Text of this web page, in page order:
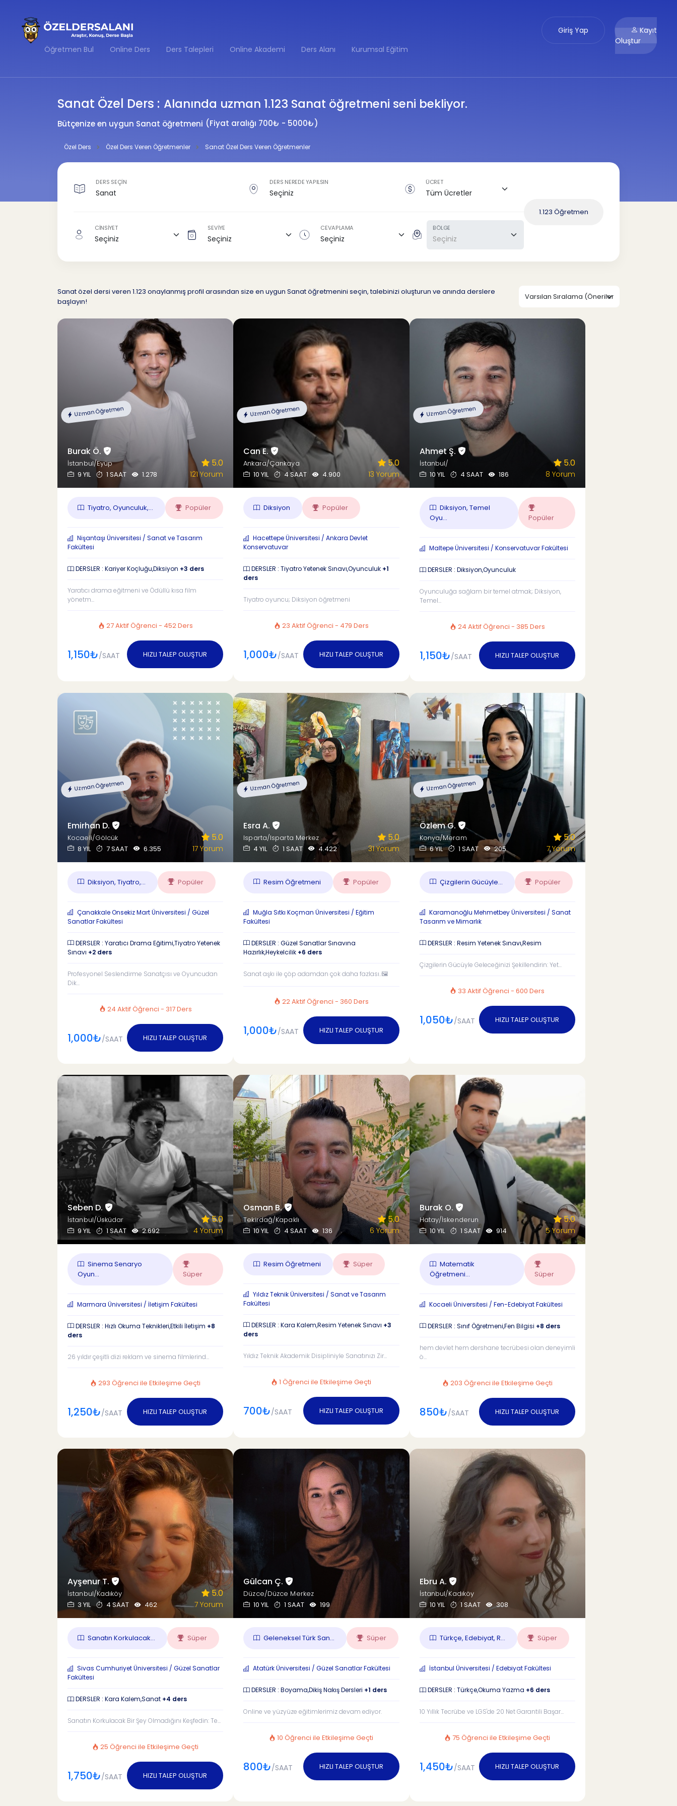
Öğretmen Bul Online Ders Ders Talepleri Online Akademi Ders Alanı Kurumsal Eğitim
Giriş Yap
Kayıt
Oluştur
Sanat Özel Ders : Alanında uzman 1.123 Sanat öğretmeni seni bekliyor.
Bütçenize en uygun Sanat öğretmeni (Fiyat aralığı 700₺ - 5000₺)
Özel Ders Özel Ders Veren Öğretmenler Sanat Özel Ders Veren Öğretmenler
DERS SEÇİN DERS NEREDE YAPILSIN ÜCRET
CİNSİYET SEVİYE CEVAPLAMA BÖLGE
1.123 Öğretmen
Sanat özel dersi veren 1.123 onaylanmış profil arasından size en uygun Sanat öğretmenini seçin, talebinizi oluşturun ve anında derslere
başlayın!
Uzman Öğretmen
Burak Ö.
İstanbul/Eyüp
9 YIL
1 SAAT 1.278
5.0
121 Yorum
Tiyatro, Oyunculuk,... Popüler
Nişantaşı Üniversitesi / Sanat ve Tasarım
Fakültesi
DERSLER : Kariyer Koçluğu,Diksiyon +3 ders
Yaratıcı drama eğitmeni ve Ödüllü kısa film
yönetm...
27 Aktif Öğrenci - 452 Ders
1,150₺/SAAT HIZLI TALEP OLUŞTUR
Uzman Öğretmen
Can E.
Ankara/Çankaya
10 YIL
4 SAAT 4.900
5.0
13 Yorum
Diksiyon Popüler
Hacettepe Üniversitesi / Ankara Devlet
Konservatuvar
DERSLER : Tiyatro Yetenek Sınavı,Oyunculuk +1
ders
Tiyatro oyuncu; Diksiyon öğretmeni
23 Aktif Öğrenci - 479 Ders
1,000₺/SAAT HIZLI TALEP OLUŞTUR
Uzman Öğretmen
Ahmet Ş.
İstanbul/
10 YIL
4 SAAT 186
5.0
8 Yorum
Diksiyon, Temel
Oyu...
Popüler
Maltepe Üniversitesi / Konservatuvar Fakültesi
DERSLER : Diksiyon,Oyunculuk
Oyunculuğa sağlam bir temel atmak; Diksiyon,
Temel...
24 Aktif Öğrenci - 385 Ders
1,150₺/SAAT HIZLI TALEP OLUŞTUR
Uzman Öğretmen
Emirhan D.
Kocaeli/Gölcük
8 YIL
7 SAAT 6.355
5.0
17 Yorum
Diksiyon, Tiyatro,... Popüler
Çanakkale Onsekiz Mart Üniversitesi / Güzel
Sanatlar Fakültesi
DERSLER : Yaratıcı Drama Eğitimi,Tiyatro Yetenek
Sınavı +2 ders
Profesyonel Seslendirme Sanatçısı ve Oyuncudan
Dik...
24 Aktif Öğrenci - 317 Ders
1,000₺/SAAT HIZLI TALEP OLUŞTUR
Uzman Öğretmen
Esra A.
Isparta/Isparta Merkez
4 YIL
1 SAAT 4.422
5.0
31 Yorum
Resim Öğretmeni Popüler
Muğla Sıtkı Koçman Üniversitesi / Eğitim
Fakültesi
DERSLER : Güzel Sanatlar Sınavına
Hazırlık,Heykelcilik +6 ders
Sanat aşkı ile çöp adamdan çok daha fazlası..🖼️
22 Aktif Öğrenci - 360 Ders
1,000₺/SAAT HIZLI TALEP OLUŞTUR
Uzman Öğretmen
Özlem G.
Konya/Meram
6 YIL
1 SAAT 205
5.0
7 Yorum
Çizgilerin Gücüyle... Popüler
Karamanoğlu Mehmetbey Üniversitesi / Sanat
Tasarım ve Mimarlık
DERSLER : Resim Yetenek Sınavı,Resim
Çizgilerin Gücüyle Geleceğinizi Şekillendirin: Yet...
33 Aktif Öğrenci - 600 Ders
1,050₺/SAAT HIZLI TALEP OLUŞTUR
Seben D.
İstanbul/Üsküdar
9 YIL
1 SAAT 2.692
5.0
4 Yorum
Sinema Senaryo
Oyun...
Süper
Marmara Üniversitesi / İletişim Fakültesi
DERSLER : Hızlı Okuma Teknikleri,Etkili İletişim +8
ders
26 yıldır çeşitli dizi reklam ve sinema filmlerind...
293 Öğrenci ile Etkileşime Geçti
1,250₺/SAAT HIZLI TALEP OLUŞTUR
Osman B.
Tekirdağ/Kapaklı
10 YIL
4 SAAT 136
5.0
6 Yorum
Resim Öğretmeni Süper
Yıldız Teknik Üniversitesi / Sanat ve Tasarım
Fakültesi
DERSLER : Kara Kalem,Resim Yetenek Sınavı +3
ders
Yıldız Teknik Akademik Disipliniyle Sanatınızı Zir...
1 Öğrenci ile Etkileşime Geçti
700₺/SAAT HIZLI TALEP OLUŞTUR
Burak O.
Hatay/İskenderun
10 YIL
1 SAAT 914
5.0
5 Yorum
Matematik
Öğretmeni...
Süper
Kocaeli Üniversitesi / Fen-Edebiyat Fakültesi
DERSLER : Sınıf Öğretmeni,Fen Bilgisi +8 ders
hem devlet hem dershane tecrübesi olan deneyimli
ö...
203 Öğrenci ile Etkileşime Geçti
850₺/SAAT HIZLI TALEP OLUŞTUR
Ayşenur T.
İstanbul/Kadıköy
3 YIL
4 SAAT 462
5.0
7 Yorum
Sanatın Korkulacak... Süper
Sivas Cumhuriyet Üniversitesi / Güzel Sanatlar
Fakültesi
DERSLER : Kara Kalem,Sanat +4 ders
Sanatın Korkulacak Bir Şey Olmadığını Keşfedin: Te...
25 Öğrenci ile Etkileşime Geçti
1,750₺/SAAT HIZLI TALEP OLUŞTUR
Gülcan Ç.
Düzce/Düzce Merkez
10 YIL
1 SAAT 199
Geleneksel Türk San... Süper
Atatürk Üniversitesi / Güzel Sanatlar Fakültesi
DERSLER : Boyama,Dikiş Nakış Dersleri +1 ders
Online ve yüzyüze eğitimlerimiz devam ediyor.
10 Öğrenci ile Etkileşime Geçti
800₺/SAAT HIZLI TALEP OLUŞTUR
Ebru A.
İstanbul/Kadıköy
10 YIL
1 SAAT 308
Türkçe, Edebiyat, R... Süper
İstanbul Üniversitesi / Edebiyat Fakültesi
DERSLER : Türkçe,Okuma Yazma +6 ders
10 Yıllık Tecrübe ve LGS'de 20 Net Garantili Başar...
75 Öğrenci ile Etkileşime Geçti
1,450₺/SAAT HIZLI TALEP OLUŞTUR